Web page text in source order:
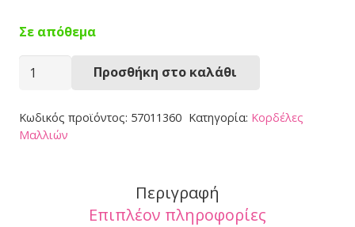
Σε απόθεμα
Κορδέλα
57011360
ποσότητα
Προσθήκη στο καλάθι
Κωδικός προϊόντος: 57011360 Κατηγορία: Κορδέλες
Μαλλιών
Περιγραφή
Επιπλέον πληροφορίες